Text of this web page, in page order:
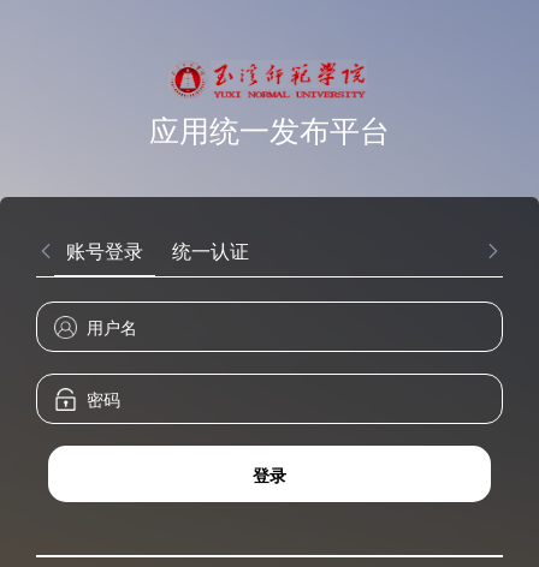
应用统一发布平台
账号登录 统一认证
登录